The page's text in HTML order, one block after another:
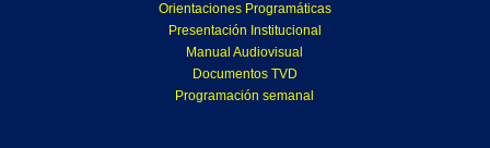
Orientaciones Programáticas
Presentación Institucional
Manual Audiovisual
Documentos TVD
Programación semanal